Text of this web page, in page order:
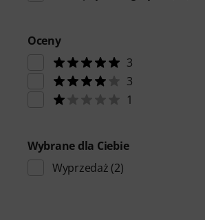
Oceny
3
3
1
Wybrane dla Ciebie
Wyprzedaż (2)